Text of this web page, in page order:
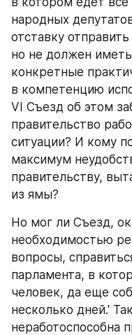
народных
отставку
но не должен
конкретные
в компетенцию
VI Съезд об этом
правительство
ситуации? И кому
максимум
правительству,
из ямы?
Но мог ли Съезд,
необходимостью
вопросы,
парламента, в
человек, да еще
несколько дней.'
неработоспособна